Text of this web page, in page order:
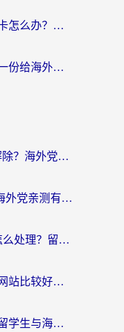
在海外玩坦克世界闪击战很卡怎么办？老玩家亲测有效的加速器选择指南
欧洲怎么玩新诛仙不卡顿？一份给海外游子的国服游戏畅玩指南
优酷手机app地域限制怎么解除？海外党亲测有效的追剧方案
全民K歌国外如何听原唱？海外党亲测有效的回国加速器选择指南
在海外如果使用交管12123怎么处理？留学生亲测有效的回国加速方案
海外看国内电视直播用什么网站比较好？一篇解决你所有追剧难题的实用指南
在国外如何打开中国网站？留学生与海外华人的无缝访问指南